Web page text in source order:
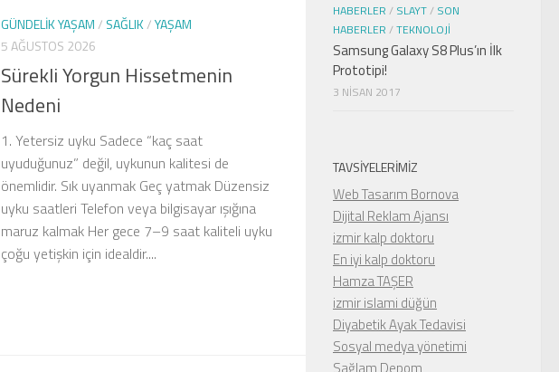
GÜNDELIK YAŞAM/ SAĞLIK/YAŞAM
5 AĞUSTOS 2026
Sürekli Yorgun Hissetmenin
Nedeni
1. Yetersiz uyku Sadece “kaç saat
uyuduğunuz” değil, uykunun kalitesi de
önemlidir. Sık uyanmak Geç yatmak Düzensiz
uyku saatleri Telefon veya bilgisayar ışığına
maruz kalmak Her gece 7–9 saat kaliteli uyku
çoğu yetişkin için idealdir....
HABERLER / SLAYT/ SON
HABERLER /TEKNOLOJI
Samsung Galaxy S8 Plus’ın İlk
Prototipi!
3 NISAN 2017
TAVSIYELERIMIZ
Web Tasarım Bornova
Dijital Reklam Ajansı
izmir kalp doktoru
En iyi kalp doktoru
Hamza TAŞER
izmir islami düğün
Diyabetik Ayak Tedavisi
Sosyal medya yönetimi
Sağlam Depom